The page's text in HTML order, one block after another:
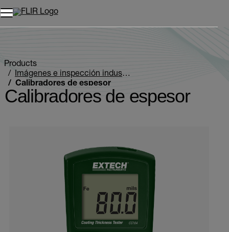
Unread messages
Modelo
Eliminar
artículos
artículo
Añadir al carro
Añadido al carro
Products
Imágenes e inspección industriales
Calibradores de espesor
Calibradores de espesor